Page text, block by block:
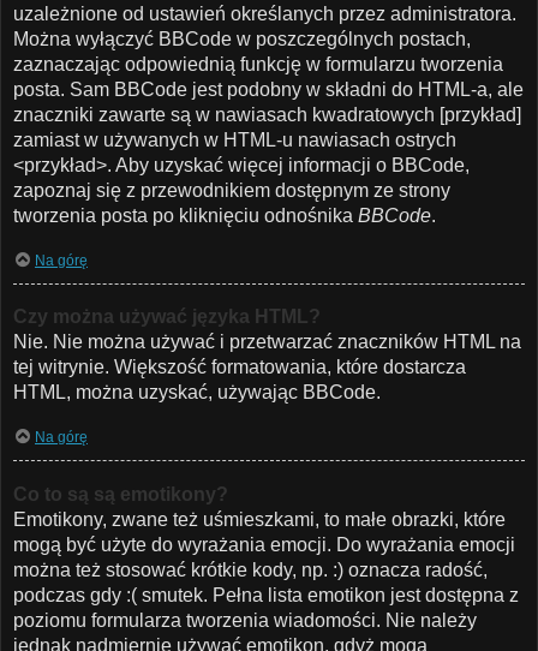
uzależnione od ustawień określanych przez administratora.
Można wyłączyć BBCode w poszczególnych postach,
zaznaczając odpowiednią funkcję w formularzu tworzenia
posta. Sam BBCode jest podobny w składni do HTML-a, ale
znaczniki zawarte są w nawiasach kwadratowych [przykład]
zamiast w używanych w HTML-u nawiasach ostrych
<przykład>. Aby uzyskać więcej informacji o BBCode,
zapoznaj się z przewodnikiem dostępnym ze strony
tworzenia posta po kliknięciu odnośnika BBCode.
Na górę
Czy można używać języka HTML?
Nie. Nie można używać i przetwarzać znaczników HTML na
tej witrynie. Większość formatowania, które dostarcza
HTML, można uzyskać, używając BBCode.
Na górę
Co to są są emotikony?
Emotikony, zwane też uśmieszkami, to małe obrazki, które
mogą być użyte do wyrażania emocji. Do wyrażania emocji
można też stosować krótkie kody, np. :) oznacza radość,
podczas gdy :( smutek. Pełna lista emotikon jest dostępna z
poziomu formularza tworzenia wiadomości. Nie należy
jednak nadmiernie używać emotikon, gdyż mogą